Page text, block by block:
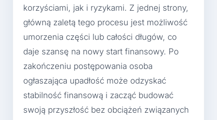
korzyściami, jak i ryzykami. Z jednej strony,
główną zaletą tego procesu jest możliwość
umorzenia części lub całości długów, co
daje szansę na nowy start finansowy. Po
zakończeniu postępowania osoba
ogłaszająca upadłość może odzyskać
stabilność finansową i zacząć budować
swoją przyszłość bez obciążeń związanych